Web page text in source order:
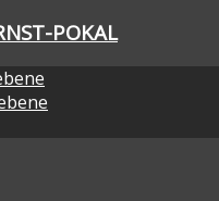
POKAL